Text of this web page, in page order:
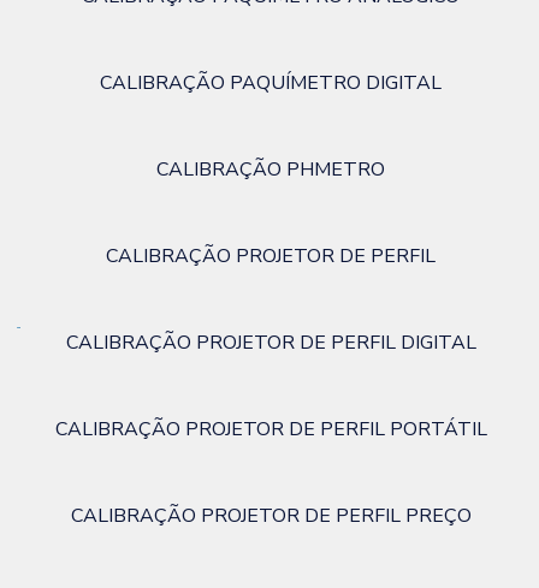
CALIBRAÇÃO PAQUÍMETRO DIGITAL
CALIBRAÇÃO PHMETRO
CALIBRAÇÃO PROJETOR DE PERFIL
CALIBRAÇÃO PROJETOR DE PERFIL DIGITAL
CALIBRAÇÃO PROJETOR DE PERFIL PORTÁTIL
CALIBRAÇÃO PROJETOR DE PERFIL PREÇO